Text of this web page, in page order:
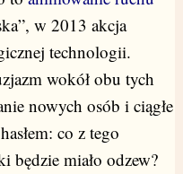
w 2013 akcja
technologii.
wokół obu tych
nowych osób i ciągłe
co z tego
będzie miało odzew?